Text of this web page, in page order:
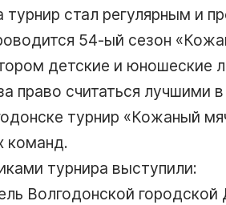
турнир стал регулярным и
54-ый сезон
детские и юношеские
право считаться лучшими
турнир «Кожаный
команд.
турнира выступили:
Волгодонской